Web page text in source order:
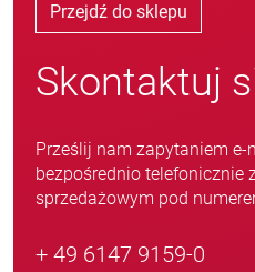
Przejdź do sklepu
Skontaktuj
Prześlij nam zapytaniem
bezpośrednio telefonicznie
sprzedażowym pod
+ 49 6147 9159-0